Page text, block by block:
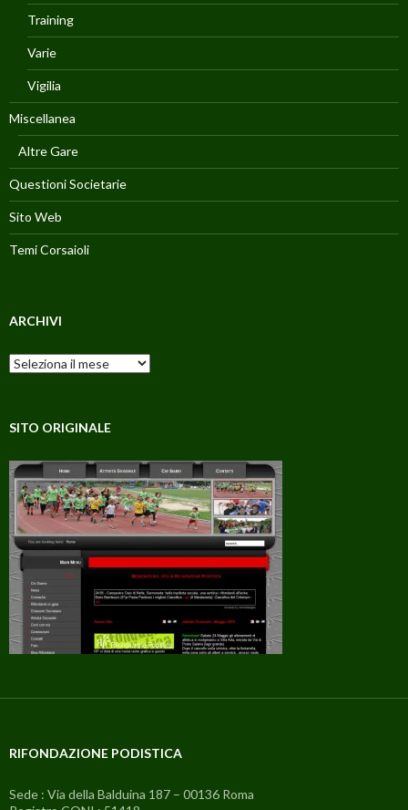
Training
Varie
Vigilia
Miscellanea
Altre Gare
Questioni Societarie
Sito Web
Temi Corsaioli
ARCHIVI
Archivi
SITO ORIGINALE
RIFONDAZIONE PODISTICA
Sede : Via della Balduina 187 – 00136 Roma